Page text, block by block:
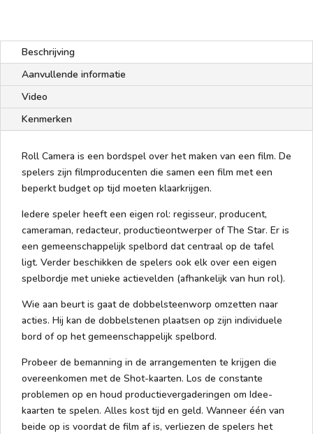
Beschrijving
Aanvullende informatie
Video
Kenmerken
Roll Camera is een bordspel over het maken van een film. De
spelers zijn filmproducenten die samen een film met een
beperkt budget op tijd moeten klaarkrijgen.
Iedere speler heeft een eigen rol: regisseur, producent,
cameraman, redacteur, productieontwerper of The Star. Er is
een gemeenschappelijk spelbord dat centraal op de tafel
ligt. Verder beschikken de spelers ook elk over een eigen
spelbordje met unieke actievelden (afhankelijk van hun rol).
Wie aan beurt is gaat de dobbelsteenworp omzetten naar
acties. Hij kan de dobbelstenen plaatsen op zijn individuele
bord of op het gemeenschappelijk spelbord.
Probeer de bemanning in de arrangementen te krijgen die
overeenkomen met de Shot-kaarten. Los de constante
problemen op en houd productievergaderingen om Idee-
kaarten te spelen. Alles kost tijd en geld. Wanneer één van
beide op is voordat de film af is, verliezen de spelers het